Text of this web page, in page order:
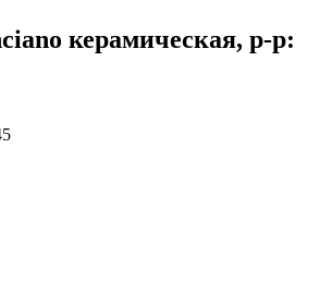
керамическая, р-р: